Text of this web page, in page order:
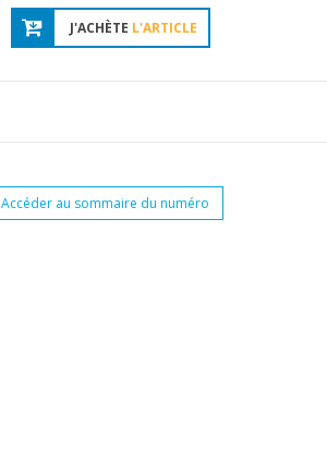
J'ACHÈTE L'ARTICLE
Accéder au sommaire du numéro